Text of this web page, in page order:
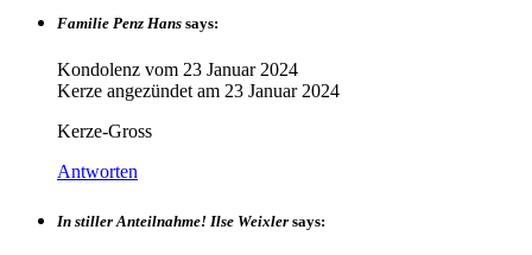
Familie Penz Hans says:
Kondolenz vom 23 Januar 2024
Kerze angezündet am 23 Januar 2024
Kerze-Gross
Antworten
In stiller Anteilnahme! Ilse Weixler says: